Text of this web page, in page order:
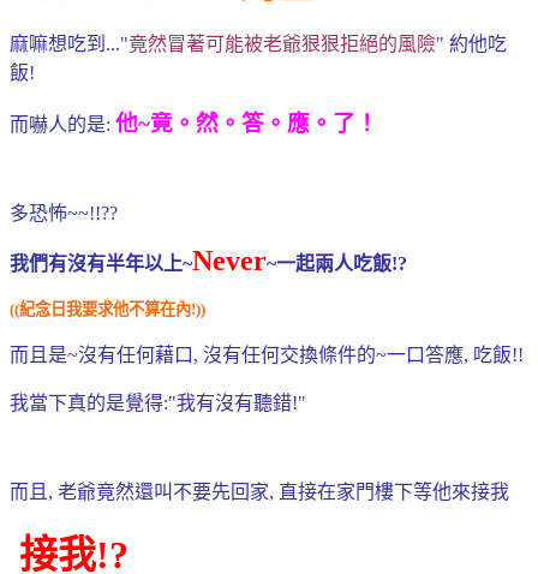
麻嘛想吃到..."竟然冒著可能被老爺狠狠拒絕的風險" 約他吃
飯!
而嚇人的是: 他~竟。然。答。應。了！
多恐怖~~!!??
我們有沒有半年以上~Never~一起兩人吃飯!?
((紀念日我要求他不算在內!))
而且是~沒有任何藉口, 沒有任何交換條件的~一口答應, 吃飯!!
我當下真的是覺得:"我有沒有聽錯!"
而且, 老爺竟然還叫不要先回家, 直接在家門樓下等他來接我
接我!?